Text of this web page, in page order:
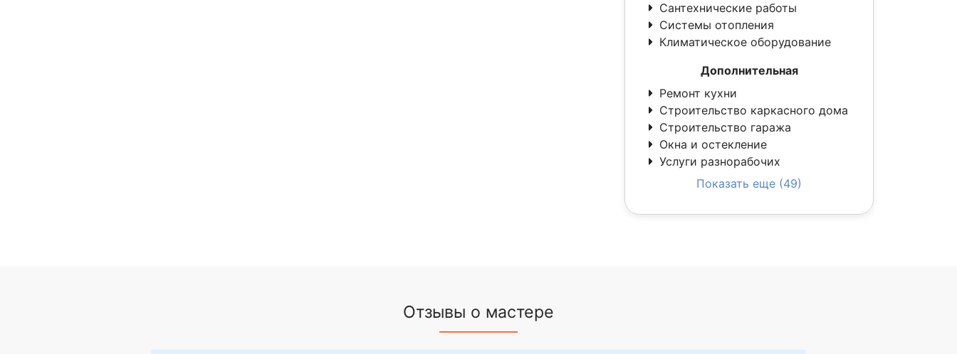
Сантехнические работы
Системы отопления
Климатическое оборудование
Дополнительная
Ремонт кухни
Строительство каркасного дома
Строительство гаража
Окна и остекление
Услуги разнорабочих
Показать еще (49)
Отзывы о мастере